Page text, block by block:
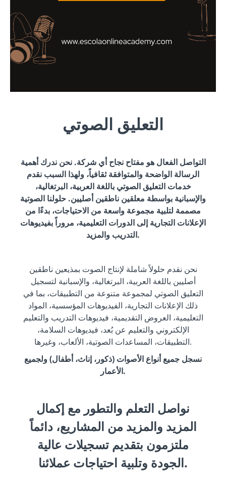
التعليق الصوتي
التواصل الفعال هو مفتاح نجاح أي شركة. نحن ندرك أهمية
الرسالة الواضحة والمتوافقة ثقافياً، ولهذا السبب نقدم
خدمات التعليق الصوتي باللغة العربية، البرتغالية،
والإسبانية بواسطة معلقين ناطقين أصليين. حلولنا الصوتية
مصممة لتلبية مجموعة واسعة من الاحتياجات، بدءًا من
الإعلانات التجارية إلى الدورات التعليمية، مروراً بفيديوهات
التدريب والمزيد.
نحن نقدم حلولاً شاملة لإنتاج الصوت بمذيعين ناطقين
أصليين باللغة العربية، البرتغالية، والإسبانية لتسجيل
التعليق الصوتي لمجموعة متنوعة من التطبيقات، بما في
ذلك الإعلانات التجارية، الفيديوهات المؤسسية، المواد
التعليمية، العروض التقديمية، فيديوهات التدريب والتعليم
الإلكتروني والتعليم عن بُعد، فيديوهات السلامة،
التطبيقات، المساعدات الصوتية، الألعاب، وغيرها.
نسجل جميع أنواع الأصوات (ذكور، إناث، أطفال) ولجميع
الأعمار.
نواصل التعلم والتطور مع إكمال
المزيد والمزيد من المشاريع، دائماً
ملتزمون بتقديم تسجيلات عالية
الجودة وتلبية احتياجات عملائنا.